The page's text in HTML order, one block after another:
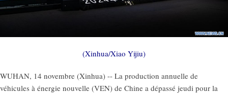
(Xinhua/Xiao Yijiu)
WUHAN, 14 novembre (Xinhua) -- La production annuelle de
véhicules à énergie nouvelle (VEN) de Chine a dépassé jeudi pour la